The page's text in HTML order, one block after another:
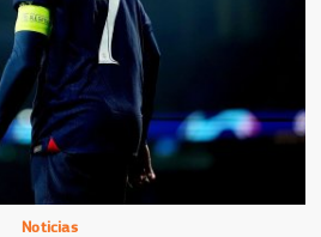
Noticias